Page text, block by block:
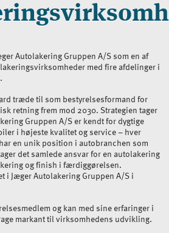
Autolakering Gruppen A/S som en af
med fire afdelinger i
træde til som bestyrelsesformand for
retning frem mod 2030. Strategien tager
Gruppen A/S er kendt for dygtige
i højeste kvalitet og service – hver
en unik position i autobranchen som
det samlede ansvar for en autolakering
og finish i færdiggørelsen.
i Jæger Autolakering Gruppen A/S i
og kan med sine erfaringer i
markant til virksomhedens udvikling.